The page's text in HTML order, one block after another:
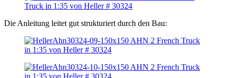
Die Anleitung leitet gut strukturiert durch den Bau: